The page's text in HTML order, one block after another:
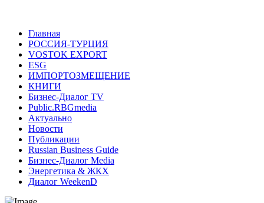
Главная
РОССИЯ-ТУРЦИЯ
VOSTOK EXPORT
ESG
ИМПОРТОЗМЕЩЕНИЕ
КНИГИ
Бизнес-Диалог TV
Public.RBGmedia
Актуально
Новости
Публикации
Russian Business Guide
Бизнес-Диалог Media
Энергетика & ЖКХ
Диалог WeekenD